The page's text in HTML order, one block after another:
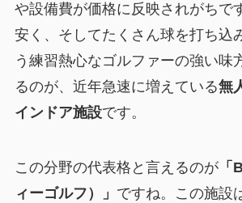
や設備費が価格に反映されがちで
安く、そしてたくさん球を打ち込
う練習熱心なゴルファーの強い味
るのが、近年急速に増えている無
インドア施設です。
この分野の代表格と言えるのが「
ィーゴルフ）」 ですね。この施設